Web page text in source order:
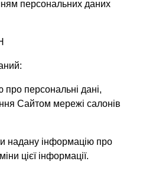
персональних даних
персональні дані,
Сайтом мережі салонів
надану інформацію про
цієї інформації.